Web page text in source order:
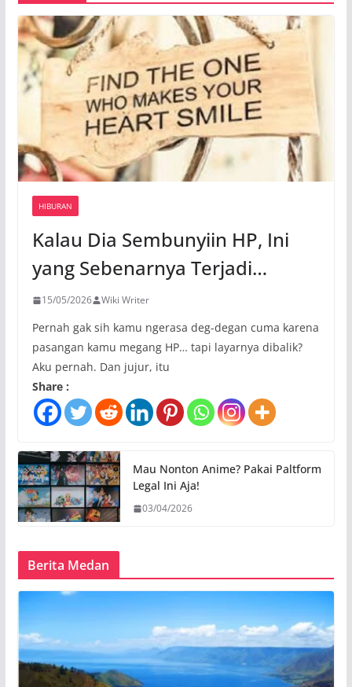
HIBURAN
Kalau Dia Sembunyiin HP, Ini
yang Sebenarnya Terjadi…
15/05/2026 Wiki Writer
Pernah gak sih kamu ngerasa deg-degan cuma karena
pasangan kamu megang HP… tapi layarnya dibalik?
Aku pernah. Dan jujur, itu
Share :
Mau Nonton Anime? Pakai Paltform
Legal Ini Aja!
03/04/2026
Berita Medan